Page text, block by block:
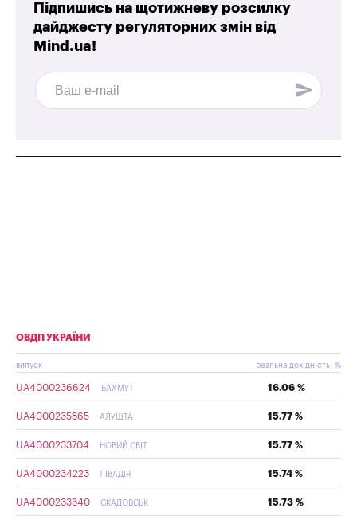
Підпишись на щотижневу розсилку
дайджесту регуляторних змін від
Mind.ua!
ОВДП УКРАЇНИ
випуск реальна дохідність, %
UA4000236624 БАХМУТ 16.06 %
UA4000235865 АЛУШТА 15.77 %
UA4000233704 НОВИЙ СВІТ 15.77 %
UA4000234223 ЛІВАДІЯ 15.74 %
UA4000233340 СКАДОВСЬК 15.73 %